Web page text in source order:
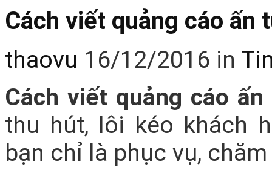
Cách viết quảng cáo ấn
thaovu 16/12/2016 in
Cách viết quảng cáo
thu hút, lôi kéo khách
bạn chỉ là phục vụ,